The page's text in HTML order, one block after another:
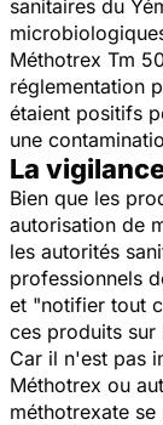
sanitaires du
Méthotrex Tm
réglementation
étaient positifs
une
La
Bien que les
autorisation de
les autorités
professionnels
et "notifier tout
ces produits sur
Car il n'est pas
Méthotrex ou
méthotrexate